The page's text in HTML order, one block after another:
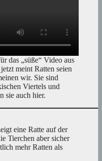
das „süße“ Video aus
meint Ratten seien
wir. Sie sind
Viertels und
sie auch hier.
eine Ratte auf der
Tierchen aber sicher
mehr Ratten als